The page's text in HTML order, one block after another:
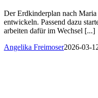
Der Erdkinderplan nach Maria
entwickeln. Passend dazu
arbeiten dafür im Wechsel [...]
Angelika Freimoser2026-03-